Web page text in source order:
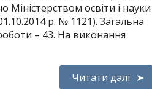
Міністерством освіти і науки
р. № 1121). Загальна
– 43. На виконання
Читати далі